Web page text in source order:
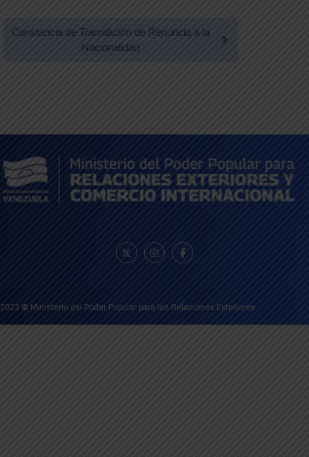
Constancia de Tramitación de Renuncia a la
Nacionalidad
2023 © Ministerio del Poder Popular para las Relaciones Exteriores